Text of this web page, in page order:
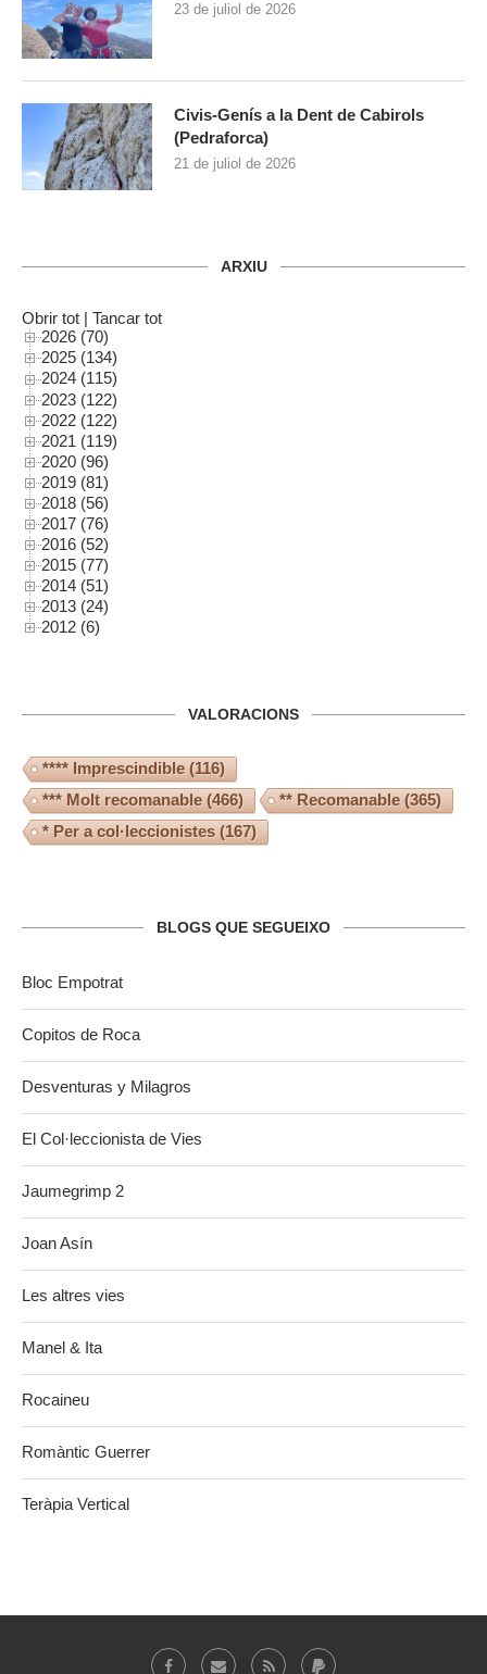
23 de juliol de 2026
Civis-Genís a la Dent de Cabirols
(Pedraforca)
21 de juliol de 2026
ARXIU
Obrir tot | Tancar tot
2026 (70)
2025 (134)
2024 (115)
2023 (122)
2022 (122)
2021 (119)
2020 (96)
2019 (81)
2018 (56)
2017 (76)
2016 (52)
2015 (77)
2014 (51)
2013 (24)
2012 (6)
VALORACIONS
**** Imprescindible(116)
*** Molt recomanable(466) ** Recomanable(365)
* Per a col·leccionistes (167)
BLOGS QUE SEGUEIXO
Bloc Empotrat
Copitos de Roca
Desventuras y Milagros
El Col·leccionista de Vies
Jaumegrimp 2
Joan Asín
Les altres vies
Manel & Ita
Rocaineu
Romàntic Guerrer
Teràpia Vertical